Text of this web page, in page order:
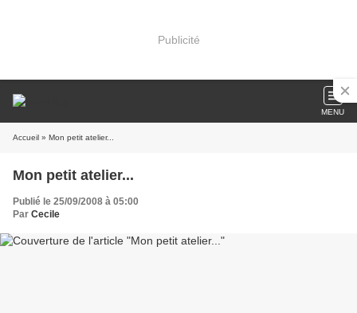
Publicité
MENU
Accueil » Mon petit atelier...
Mon petit atelier...
Publié le 25/09/2008 à 05:00
Par Cecile